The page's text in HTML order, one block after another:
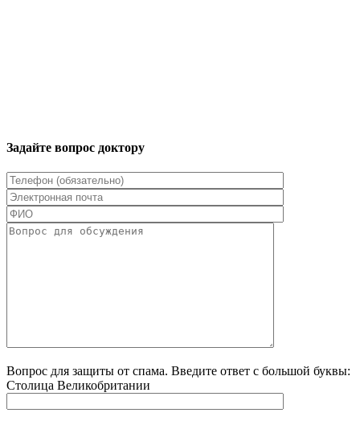
Задайте вопрос доктору
Вопрос для защиты от спама. Введите ответ с большой буквы:
Столица Великобритании